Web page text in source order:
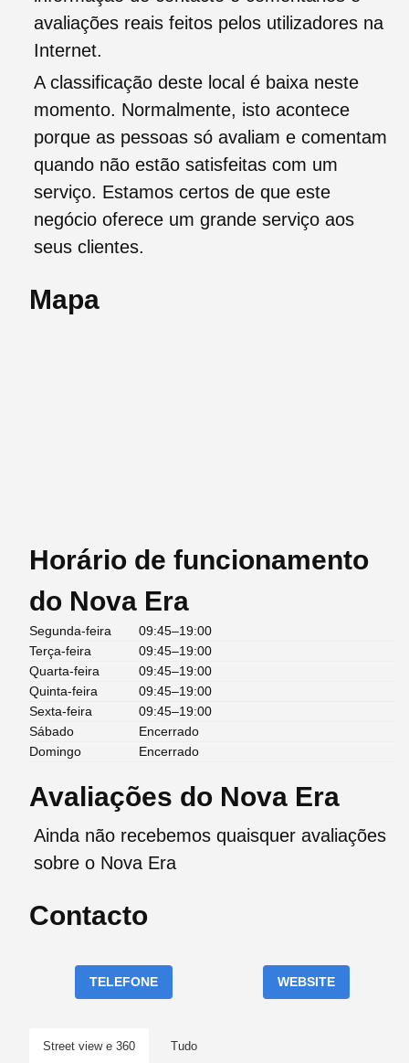
avaliações reais feitos pelos utilizadores na
Internet.
A classificação deste local é baixa neste
momento. Normalmente, isto acontece
porque as pessoas só avaliam e comentam
quando não estão satisfeitas com um
serviço. Estamos certos de que este
negócio oferece um grande serviço aos
seus clientes.
Mapa
Horário de funcionamento
do Nova Era
Segunda-feira
09:45–19:00
Terça-feira
09:45–19:00
Quarta-feira
09:45–19:00
Quinta-feira
09:45–19:00
Sexta-feira
09:45–19:00
Sábado
Encerrado
Domingo
Encerrado
Avaliações do Nova Era
Ainda não recebemos quaisquer avaliações
sobre o Nova Era
Contacto
TELEFONE WEBSITE
Street view e 360 Tudo